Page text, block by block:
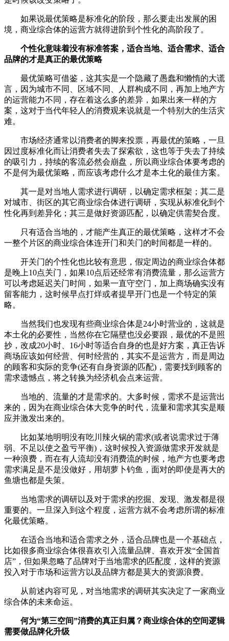
如果说最优策略是标准化的阶段，那么要走出发展的困
境，商业综合体的运营方就得进阶到个性化的高阶段了。
个性化意味着没有标准答案，适合当地、适合需求、适合
品牌的才是真正的最优策略
最优策略可借鉴，这其实是一个隐藏了愚蠢和懒惰的大谎
言，因为城市不同、区域不同、人群构成不同，再加上地产方
的运营能力不同，存在着这么多的差异，如果出来一样的方
案，这对于当代年轻人的消费观来说就是一个特别大的生活灾
难。
市场经济通常以消费者的脚来投票，再最优的策略，一旦
因过度标准化而让消费者失去了探索欲，这也等于失去了持续
的吸引力，持续的客流必然会崩盘，所以商业综合体要考虑的
不是何为最优策略，而应该考虑什么才是本土化的最佳方案。
其一是对当地人需求进行调研，以确定需求框架；其二是
对城市、街区的其它商业综合体进行调研，实现从标准化到个
性化再到差异化；其三是做好资源匹配，以确定供需契合度。
只有适合当地的，才能产生真正的最优策略，这样才不会
一整个片区的商业综合体连开门和关门的时间都是一样的。
开关门的个性化也比较有意思，假定周边的商业综合体都
是晚上10点关门，如果10点后还经常有消费流量，那么运营方
可以考虑延迟关门时间，如果一直守空门，加上商场确实没有
留客能力，这时候早点打烊或者提早开门也是一个特定的策
略。
当然我们也发现有些商业综合体是24小时营业的，这就是
本土化的必要性，当然你在它隔壁也没必要跟，最优的不是照
抄，改成20小时、16小时等适合自身的也是好方案，真正告诉
商场应该如何经营、何时经营的，其实不是运营方，而是周边
的顾客和实际的竞争(还有自身资源的匹配)，需要找到顾客的
需求遗憾点，将之转换为经济机会点来运营。
当地的、流量的才是需求的。大多时候，需求不是运营出
来的，因为在商业综合体大竞争的时代，流量和需求其实是顺
应并激发出来的。
比如某地明明没有吃川辣火锅的需求(或者说需求过于薄
弱、不足以使之盈亏平衡)，这时候投入资源做需求开发就是
一种浪费，而在有人流却没有消费流的时候，地产方也要考虑
需求满足是不是没做好，用胡萝卜钓鱼，面对的即使是再大的
鱼塘也都是失策。
当地需求的调研以及对于需求的挖掘、发现、激发都是很
重要的。一旦深入到这个程度，运营方就不会考虑所谓的标准
化最优策略。
在适合当地和适合需求之外，适合品牌也是一个基础点，
比如很多商业综合体很喜欢引入流量品牌、喜欢开发“全国首
店”，但如果忽略了品牌对于当地需求的匹配度，这样的资源
投入对于市场和运营方以及品牌方都是莫大的资源浪费。
从前述内容可见，对当地需求的调研其实决定了一家商业
综合体的未来命运。
何为“第三空间”消费的真正归属？商业综合体的空间逻辑
需要做品牌化升级